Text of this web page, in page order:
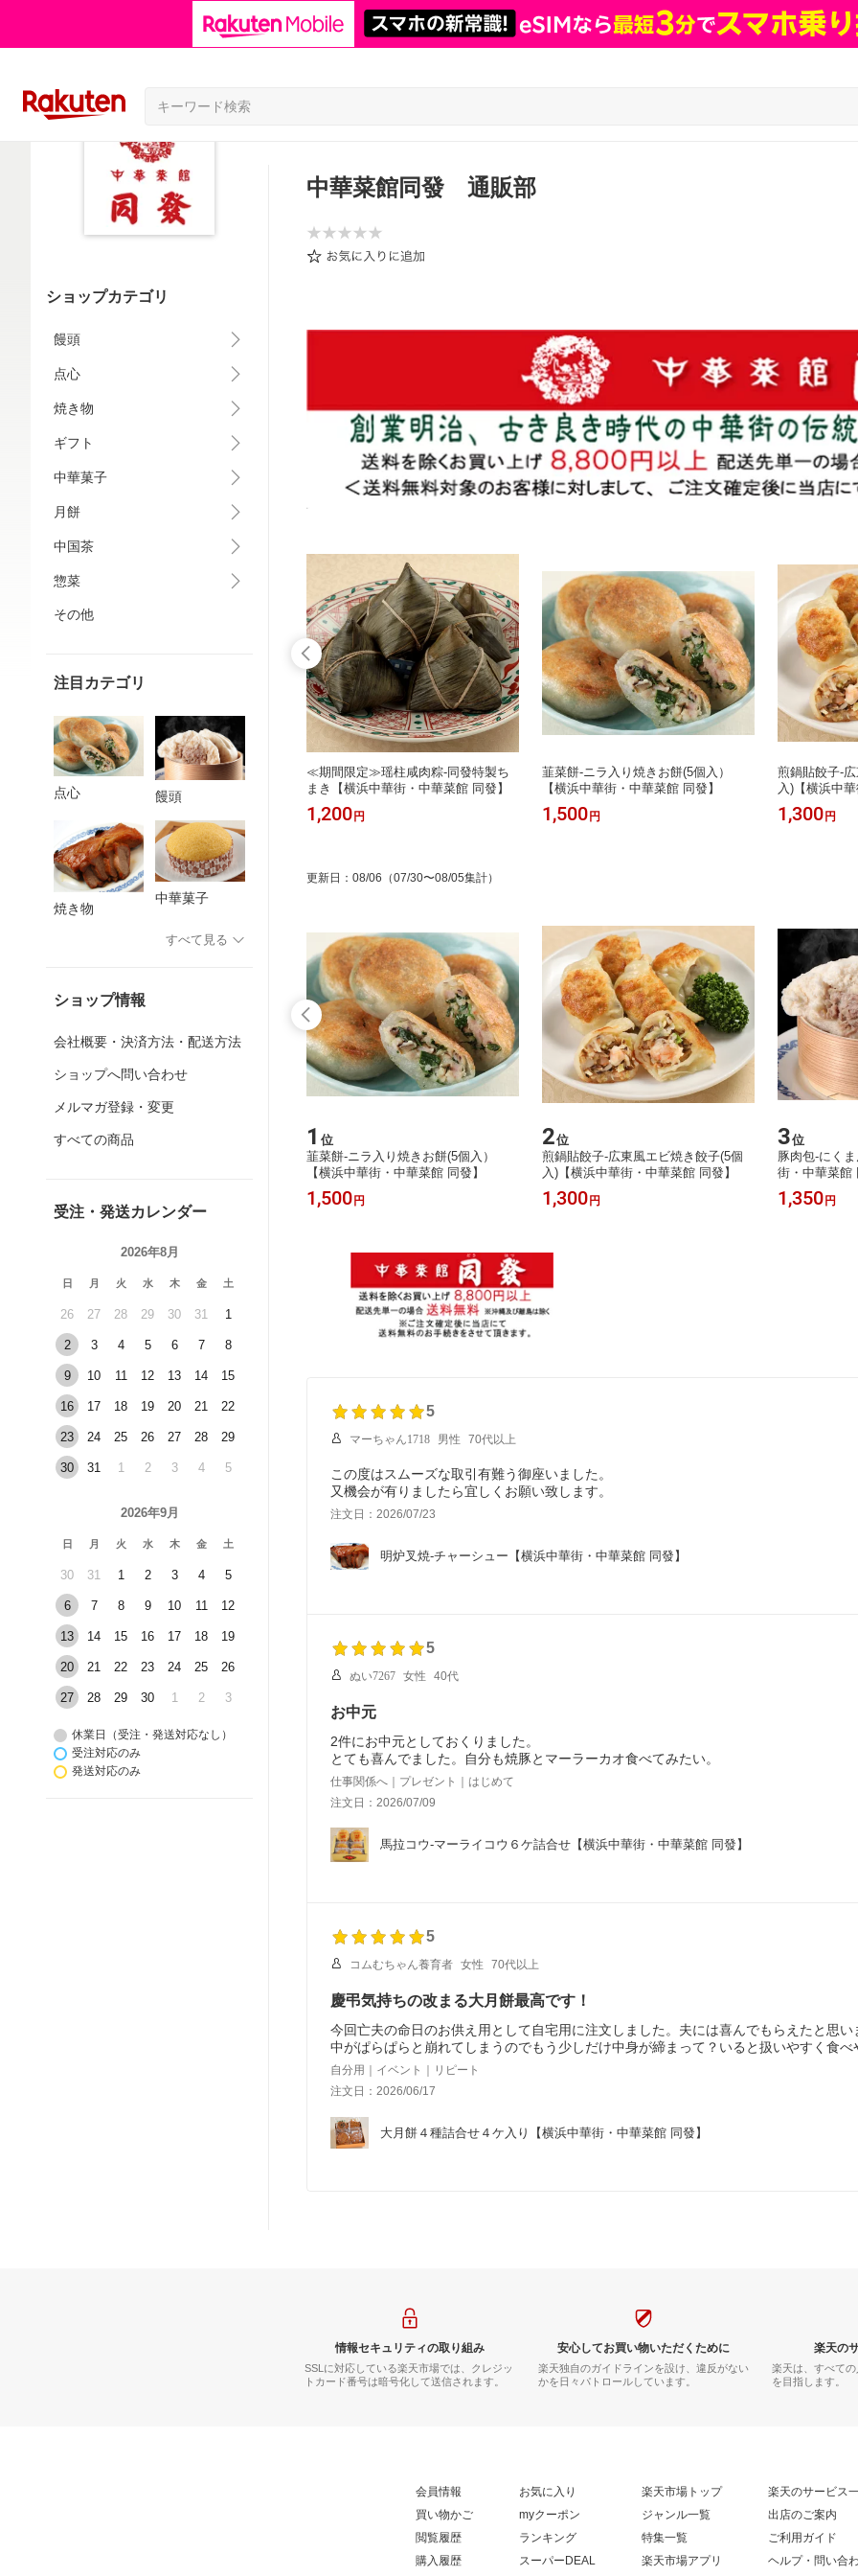
ショップカテゴリ
饅頭
点心
焼き物
ギフト
中華菓子
月餅
中国茶
惣菜
その他
注目カテゴリ
点心 饅頭
焼き物
中華菓子
すべて見る
ショップ情報
会社概要・決済方法・配送方法
ショップへ問い合わせ
メルマガ登録・変更
すべての商品
受注・発送カレンダー
2026年8月
日 月 火 水 木 金 土
26 27 28 29 30 31 1
2 3 4 5 6 7 8
9 10 11 12 13 14 15
16 17 18 19 20 21 22
23 24 25 26 27 28 29
30 31 1 2 3 4 5
2026年9月
日 月 火 水 木 金 土
30 31 1 2 3 4 5
6 7 8 9 10 11 12
13 14 15 16 17 18 19
20 21 22 23 24 25 26
27 28 29 30 1 2 3
休業日（受注・発送対応なし）
受注対応のみ
発送対応のみ
中華菜館同發 通販部
馬拉コウ-マーライコウ【横浜中華
街・中華菜館 同發】
≪期間限定≫瑶柱咸肉粽-同發特製ち
まき【横浜中華街・中華菜館 同發】
1,200円
韮菜餅-ニラ入り焼きお餅(5個入）
【横浜中華街・中華菜館 同發】
1,500円
煎鍋貼餃子-
入)【横浜中
1,300円
更新日 ： 08/06 （07/30〜08/05集計）
15位
1 位
韮菜餅-ニラ入り焼きお餅(5個入）
【横浜中華街・中華菜館 同發】
1,500円
2位
煎鍋貼餃子-広東風エビ焼き餃子(5個
入)【横浜中華街・中華菜館 同發】
1,300円
3位
豚肉包-にく
街・中華菜館
1,350円
5
マーちゃん1718 男性 70代以上
この度はスムーズな取引有難う御座いました。
又機会が有りましたら宜しくお願い致します。
注文日：2026/07/23
明炉叉焼-チャーシュー【横浜中華街・中華菜館 同發】
5
ぬい7267 女性 40代
お中元
2件にお中元としておくりました。
とても喜んでました。自分も焼豚とマーラーカオ食べてみたい。
仕事関係へ｜プレゼント｜はじめて
注文日：2026/07/09
馬拉コウ-マーライコウ６ケ詰合せ【横浜中華街・中華菜館 同發】
5
コムむちゃん養育者 女性 70代以上
慶弔気持ちの改まる大月餅最高です！
今回亡夫の命日のお供え用として自宅用に注文しました。夫には喜んでもらえたと思
中がぱらぱらと崩れてしまうのでもう少しだけ中身が締まって？いると扱いやすく食べ
自分用｜イベント｜リピート
注文日：2026/06/17
大月餅４種詰合せ４ケ入り【横浜中華街・中華菜館 同發】
情報セキュリティの取り組み
SSLに対応している楽天市場では、クレジッ
トカード番号は暗号化して送信されます。
安心してお買い物いただくために
楽天独自のガイドラインを設け、違反がない
かを日々パトロールしています。
楽天の
楽天は、すべて
を目指します。
会員情報
買い物かご
閲覧履歴
購入履歴
お気に入り
myクーポン
ランキング
スーパーDEAL
楽天市場トップ
ジャンル一覧
特集一覧
楽天市場アプリ
楽天のサービス
出店のご案内
ご利用ガイド
ヘルプ・問い合